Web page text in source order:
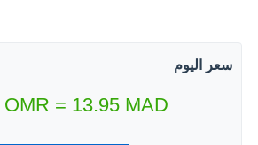
سعر اليوم
OMR = 13.95 MAD